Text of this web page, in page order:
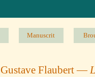
Manuscrit
Gustave Flaubert —